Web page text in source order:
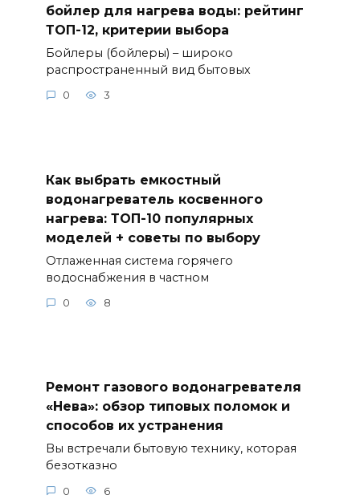
бойлер для нагрева воды: рейтинг
ТОП-12, критерии выбора
Бойлеры (бойлеры) – широко
распространенный вид бытовых
0 3
Как выбрать емкостный
водонагреватель косвенного
нагрева: ТОП-10 популярных
моделей + советы по выбору
Отлаженная система горячего
водоснабжения в частном
0 8
Ремонт газового водонагревателя
«Нева»: обзор типовых поломок и
способов их устранения
Вы встречали бытовую технику, которая
безотказно
0 6